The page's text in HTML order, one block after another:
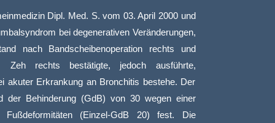
Dipl. Med. S. vom 03. April 2000 und
bei degenerativen Veränderungen,
nach Bandscheibenoperation rechts und
rechts bestätigte, jedoch ausführte,
akuter Erkrankung an Bronchitis bestehe. Der
Behinderung (GdB) von 30 wegen einer
Fußdeformitäten (Einzel-GdB 20) fest. Die